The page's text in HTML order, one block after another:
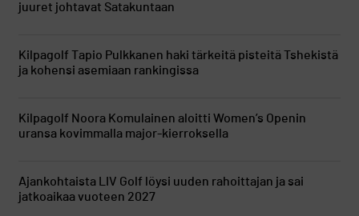
juuret johtavat Satakuntaan
Kilpagolf Tapio Pulkkanen haki tärkeitä pisteitä Tshekistä
ja kohensi asemiaan rankingissa
Kilpagolf Noora Komulainen aloitti Women’s Openin
uransa kovimmalla major-kierroksella
Ajankohtaista LIV Golf löysi uuden rahoittajan ja sai
jatkoaikaa vuoteen 2027